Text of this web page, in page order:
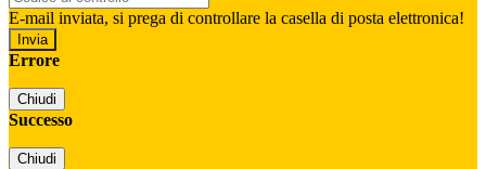
E-mail inviata, si prega di controllare la casella di posta elettronica!
Errore
Chiudi
Successo
Chiudi